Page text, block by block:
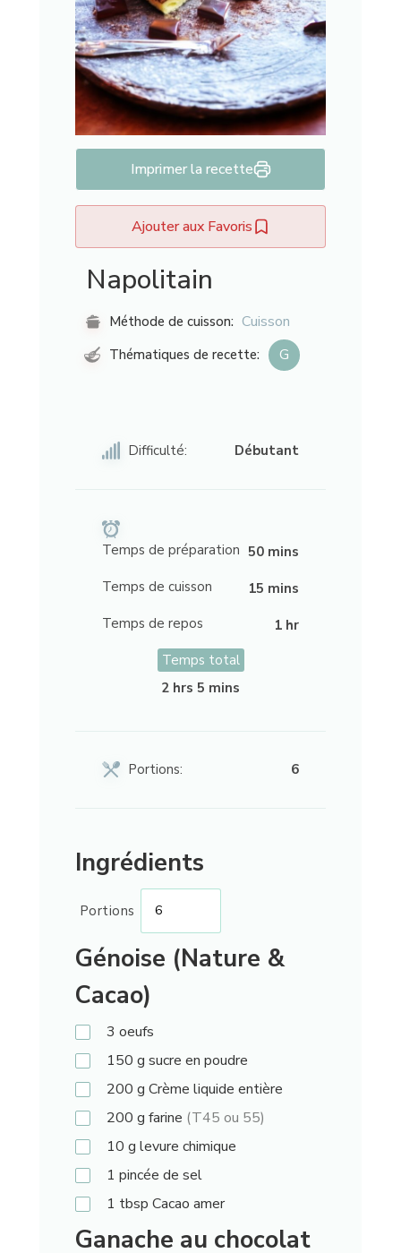
Imprimer la recette
Ajouter aux Favoris
Napolitain
Méthode de cuisson: Cuisson
Thématiques de recette: G
Difficulté: Débutant
Temps de préparation 50 mins
Temps de cuisson
15 mins
Temps de repos
1 hr
Temps total
2 hrs 5 mins
Portions: 6
Ingrédients
Portions
Génoise (Nature &
Cacao)
3 oeufs
150 g sucre en poudre
200 g Crème liquide entière
200 g farine (T45 ou 55)
10 g levure chimique
1 pincée de sel
1 tbsp Cacao amer
Ganache au chocolat